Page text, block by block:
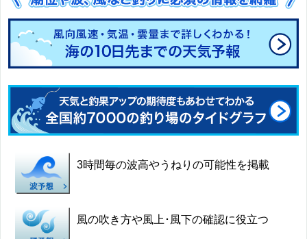
3時間毎の波高やうねりの可能性を掲載
風の吹き方や風上･風下の確認に役立つ